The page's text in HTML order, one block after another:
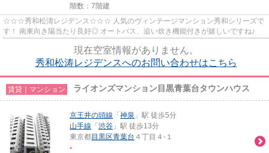
階数：7階建
☆☆☆秀和松濤レジデンス☆☆☆ 人気のヴィンテージマンション秀和シリーズで
す！ 南東向き陽当たり良好◎ オートバス、追い炊き機能付きが嬉しいですね♪
現在空室情報がありません。
秀和松涛レジデンスへのお問い合わせはこちら
賃貸｜マンション ライオンズマンション目黒青葉台タウンハウス
京王井の頭線 「 神泉 」駅 徒歩5分
山手線 「 渋谷 」駅 徒歩13分
東京都目黒区青葉台 ４丁目４-１
-